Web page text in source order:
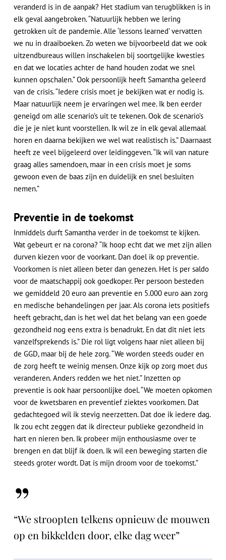
Geen producten in de
winkelwagen.
Ga Naar Winkel
veranderd is in de aanpak? Het stadium van terugblikken is in
elk geval aangebroken. “Natuurlijk hebben we lering
getrokken uit de pandemie. Alle ‘lessons learned’ vervatten
we nu in draaiboeken. Zo weten we bijvoorbeeld dat we ook
uitzendbureaus willen inschakelen bij soortgelijke kwesties
en dat we locaties achter de hand houden zodat we snel
kunnen opschalen.” Ook persoonlijk heeft Samantha geleerd
van de crisis. “Iedere crisis moet je bekijken wat er nodig is.
Maar natuurlijk neem je ervaringen wel mee. Ik ben eerder
geneigd om alle scenario’s uit te tekenen. Ook de scenario’s
die je je niet kunt voorstellen. Ik wil ze in elk geval allemaal
horen en daarna bekijken we wel wat realistisch is.” Daarnaast
heeft ze veel bijgeleerd over leidinggeven. “Ik wil van nature
graag alles samendoen, maar in een crisis moet je soms
gewoon even de baas zijn en duidelijk en snel besluiten
nemen.”
Preventie in de toekomst
Inmiddels durft Samantha verder in de toekomst te kijken.
Wat gebeurt er na corona? “Ik hoop echt dat we met zijn allen
durven kiezen voor de voorkant. Dan doel ik op preventie.
Voorkomen is niet alleen beter dan genezen. Het is per saldo
voor de maatschappij ook goedkoper. Per persoon besteden
we gemiddeld 20 euro aan preventie en 5.000 euro aan zorg
en medische behandelingen per jaar. Als corona iets positiefs
heeft gebracht, dan is het wel dat het belang van een goede
gezondheid nog eens extra is benadrukt. En dat dit niet iets
vanzelfsprekends is.” Die rol ligt volgens haar niet alleen bij
de GGD, maar bij de hele zorg. “We worden steeds ouder en
de zorg heeft te weinig mensen. Onze kijk op zorg moet dus
veranderen. Anders redden we het niet.” Inzetten op
preventie is ook haar persoonlijke doel. “We moeten opkomen
voor de kwetsbaren en preventief ziektes voorkomen. Dat
gedachtegoed wil ik stevig neerzetten. Dat doe ik iedere dag.
Ik zou echt zeggen dat ik directeur publieke gezondheid in
hart en nieren ben. Ik probeer mijn enthousiasme over te
brengen en dat blijf ik doen. Ik wil een beweging starten die
steeds groter wordt. Dat is mijn droom voor de toekomst.”
”
“We stroopten telkens opnieuw de mouwen
op en bikkelden door, elke dag weer”